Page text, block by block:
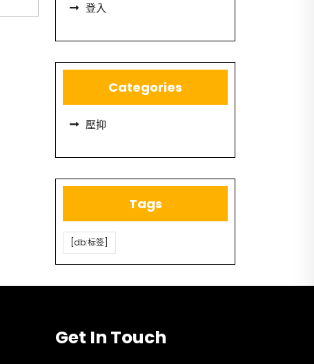
登入
Categories
壓抑
Tags
[db:标签]
Get In Touch